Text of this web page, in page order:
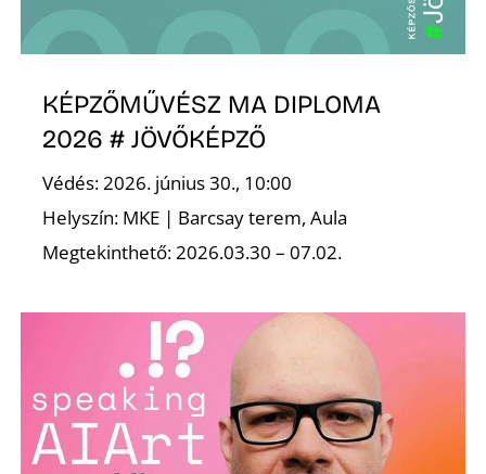
KÉPZŐMŰVÉSZ MA DIPLOMA
2026 # JÖVŐKÉPZŐ
Védés: 2026. június 30., 10:00
Helyszín: MKE | Barcsay terem, Aula
Megtekinthető: 2026.03.30 – 07.02.